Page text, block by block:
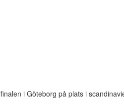
i Göteborg på plats i